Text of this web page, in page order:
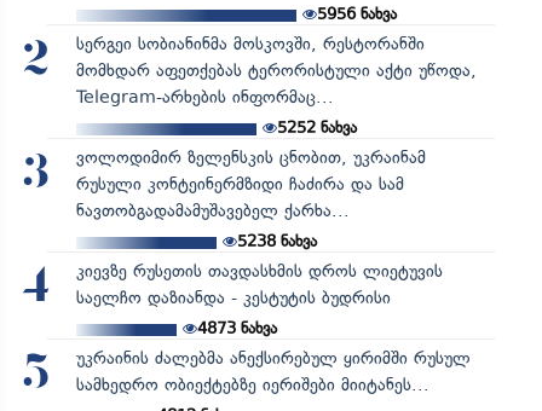
5956ნახვა
2
სერგეი სობიანინმა მოსკოვში, რესტორანში
მომხდარ აფეთქებას ტერორისტული აქტი უწოდა,
Telegram-არხების ინფორმაც...
5252ნახვა
3
ვოლოდიმირ ზელენსკის ცნობით, უკრაინამ
რუსული კონტეინერმზიდი ჩაძირა და სამ
ნავთობგადამამუშავებელ ქარხა...
5238ნახვა
4
კიევზე რუსეთის თავდასხმის დროს ლიეტუვის
საელჩო დაზიანდა - კესტუტის ბუდრისი
4873ნახვა
5
უკრაინის ძალებმა ანექსირებულ ყირიმში რუსულ
სამხედრო ობიექტებზე იერიშები მიიტანეს...